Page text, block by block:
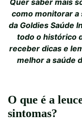
Quer saber mais
como monitorar a
da Goldies Saúde
todo o histórico
receber dicas e
melhor a saúde
O que é a
sintomas?